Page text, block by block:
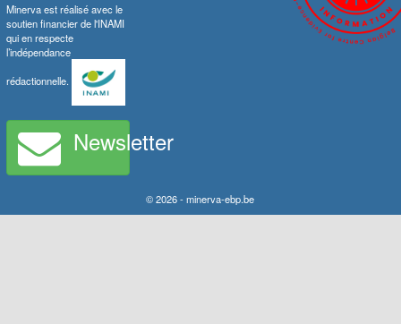
Minerva est réalisé avec le
soutien financier de l'INAMI
qui en respecte
l’indépendance
rédactionnelle.
Newsletter
© 2026 - minerva-ebp.be